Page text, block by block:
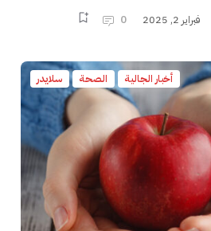
فبراير 2, 2025 0
أخبار الجالية الصحة سلايدر